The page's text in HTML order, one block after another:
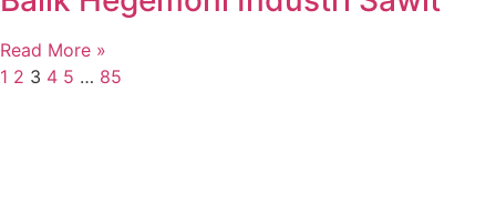
Read More »
1 2 3 4 5 … 85